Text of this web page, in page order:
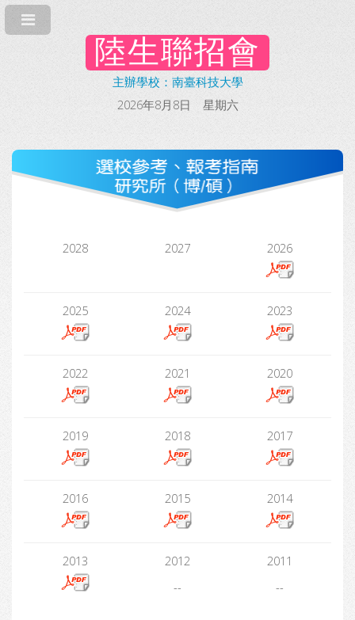
陸生聯招會
主辦學校：南臺科技大學
2026年8月8日 星期六
2028 2027 2026
2025 2024 2023
2022 2021 2020
2019 2018 2017
2016 2015 2014
2013 2012
2011
--
--